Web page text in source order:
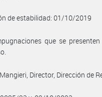
de estabilidad: 01/10/2019
que se
Director, Dirección de